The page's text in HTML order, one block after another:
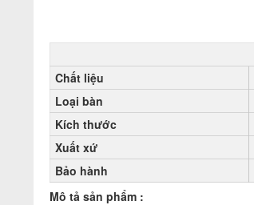
Chất liệu
Loại bàn
Kích thước
Xuất xứ
Bảo hành
Mô tả sản phẩm :